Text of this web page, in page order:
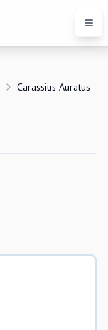
Carassius Auratus